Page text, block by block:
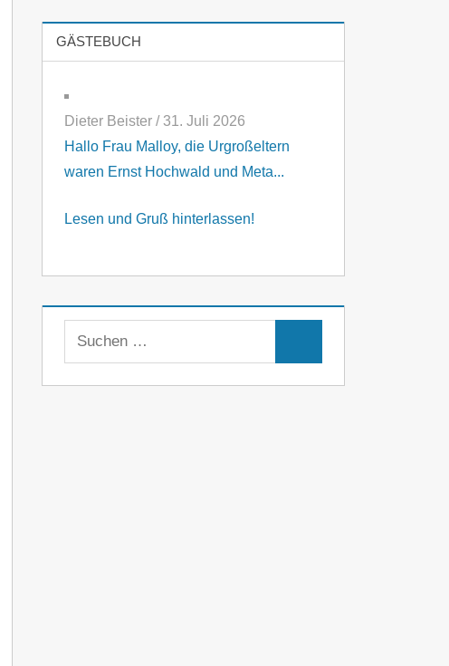
GÄSTEBUCH
Dieter Beister /31. Juli 2026
Hallo Frau Malloy, die Urgroßeltern
waren Ernst Hochwald und Meta...
Lesen und Gruß hinterlassen!